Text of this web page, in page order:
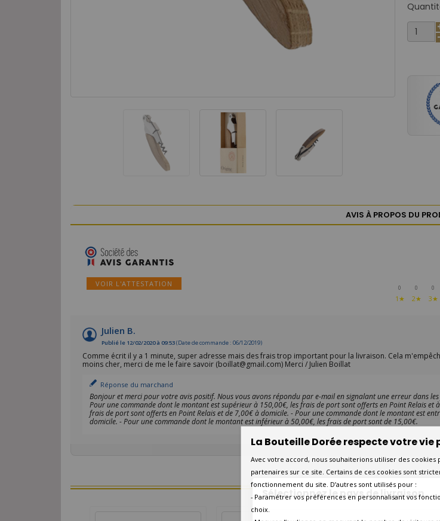
Sélectionnez le pays de livraison
AVIS À PROPOS DU
VOIR L'ATTESTATION 0
1★
0
2★
0
3★
Julien B.
Publié le 12/02/2020 à 09:53(Date de commande : 06/12/2019)
Comme écrit il y a 1 minute, super adresse mais des frais trop important pour la livraison. Cela
moins cher, merci de me le faire savoir (boillat@gmail.com) Merci / Julien Boillat
Réponse du marchand
Bonjour et merci pour votre avis positif. Nous vous avons répondu par e-mail en signalant une erreur dans
Pour une commande dont le montant est supérieur à 150,00€, les frais de port sont offerts en Point Relais
frais de port sont offerts en Point Relais et de 7,00€ à domicile. - Pour une commande dont le montant est
domicile. - Pour une commande dont le montant est inférieur à 50,00€, les frais de port sont de 15,00€.
10 AUTRES PRODUITS DANS LA
La Bouteille Dorée respecte votre vie
Avec votre accord, nous souhaiterions utiliser des cookies
partenaires sur ce site. Certains de ces cookies sont
fonctionnement du site. D’autres sont utilisés pour :
- Paramétrer vos préférences en personnalisant vos
choix.